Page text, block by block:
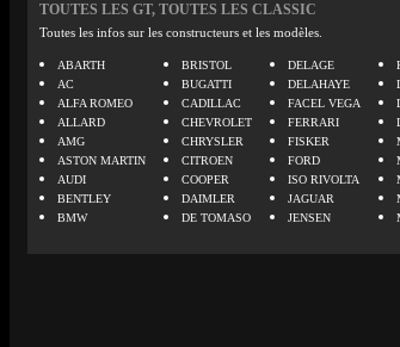
TOUTES LES GT, TOUTES LES CLASSIC
Toutes les infos sur les constructeurs et les modèles.
ABARTH
AC
ALFA ROMEO
ALLARD
AMG
ASTON MARTIN
AUDI
BENTLEY
BMW
BRISTOL
BUGATTI
CADILLAC
CHEVROLET
CHRYSLER
CITROEN
COOPER
DAIMLER
DE TOMASO
DELAGE
DELAHAYE
FACEL VEGA
FERRARI
FISKER
FORD
ISO RIVOLTA
JAGUAR
JENSEN